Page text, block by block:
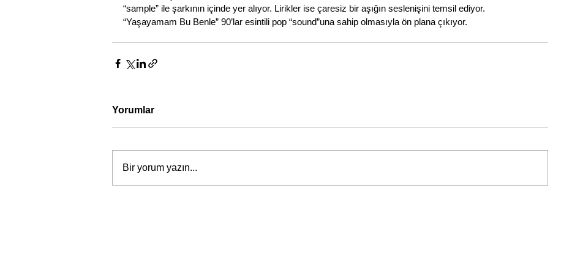
“sample” ile şarkının içinde yer alıyor. Lirikler ise çaresiz bir aşığın seslenişini temsil ediyor.
“Yaşayamam Bu Benle” 90’lar esintili pop “sound”una sahip olmasıyla ön plana çıkıyor.
Yorumlar
Bir yorum yazın...